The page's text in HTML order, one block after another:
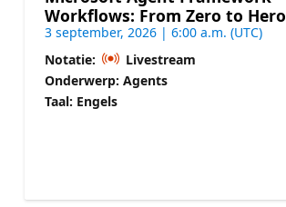
Workflows: From Zero to Hero
3 september, 2026 | 6:00 a.m. (UTC)
Notatie:
Livestream
Onderwerp: Agents
Taal: Engels